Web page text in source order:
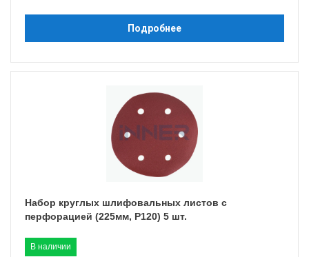
Подробнее
Набор круглых шлифовальных листов с
перфорацией (225мм, P120) 5 шт.
В наличии